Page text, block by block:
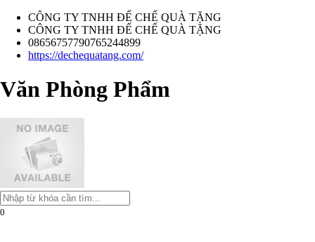
CÔNG TY TNHH ĐẾ CHẾ QUÀ TẶNG
CÔNG TY TNHH ĐẾ CHẾ QUÀ TẶNG
08656757790765244899
https://dechequatang.com/
Văn Phòng Phẩm
0